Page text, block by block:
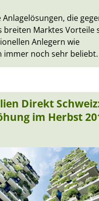
die
breiten Marktes Vorteile
Anlegern wie
immer noch sehr beliebt.
Direkt
im Herbst